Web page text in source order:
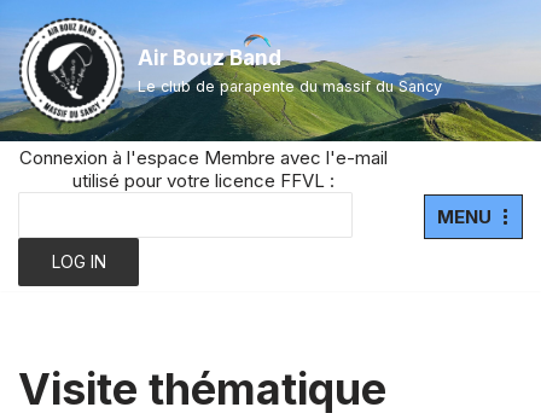
Aller
au
contenu
Air Bouz Band
Le club de parapente du massif du Sancy
Connexion à l'espace Membre avec l'e-mail
utilisé pour votre licence FFVL :
MENU
Visite thématique